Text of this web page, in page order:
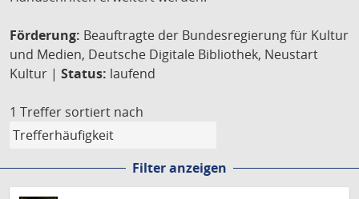
Förderung: Beauftragte der Bundesregierung für Kultur
und Medien, Deutsche Digitale Bibliothek, Neustart
Kultur | Status: laufend
1 Treffer sortiert nach
Filter anzeigen